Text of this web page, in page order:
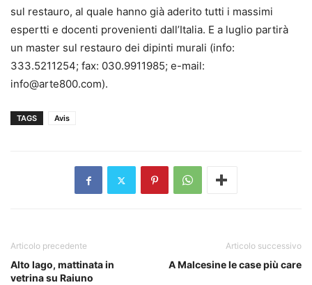
sul restauro, al quale hanno già aderito tutti i massimi
espertti e docenti provenienti dall’Italia. E a luglio partirà
un master sul restauro dei dipinti murali (info:
333.5211254; fax: 030.9911985; e-mail:
info@arte800.com).
TAGS Avis
Articolo precedente
Alto lago, mattinata in
vetrina su Raiuno
Articolo successivo
A Malcesine le case più care